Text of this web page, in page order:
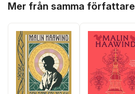
Mer från samma författare